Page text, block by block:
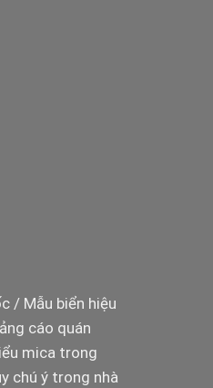
/ Mẫu biển hiệu
cáo quán
mica trong
chú ý trong nhà